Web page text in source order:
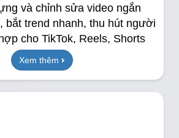
và chỉnh sửa video ngắn
bắt trend nhanh, thu hút người
cho TikTok, Reels, Shorts
Xem thêm